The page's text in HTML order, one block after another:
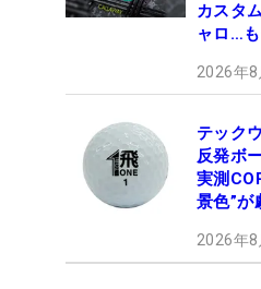
カスタ
ャロ…も
2026年8
テック
反発ボ
実測
景色”が
2026年8